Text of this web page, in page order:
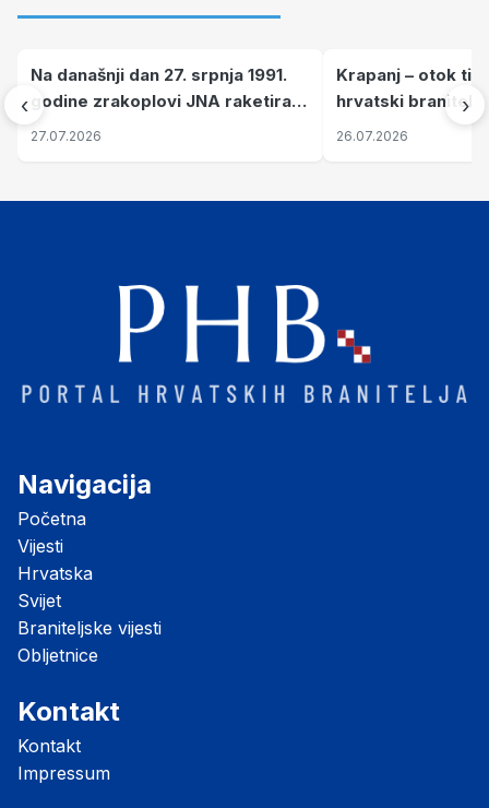
‹
Na današnji dan 27. srpnja 1991.
godine zrakoplovi JNA raketirali
su vojarnu i obučni centar "Nikola
27.07.2026
Krapanj – otok
hrvatski branitelji
pronalaze mir
26.07.2026
›
Navigacija
Početna
Vijesti
Hrvatska
Svijet
Braniteljske vijesti
Obljetnice
Kontakt
Kontakt
Impressum